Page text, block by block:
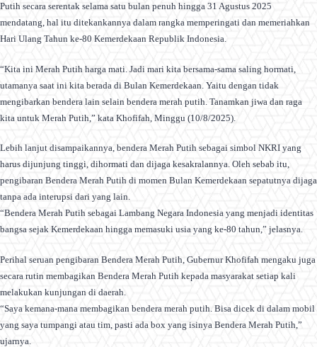
Putih secara serentak selama satu bulan penuh hingga 31 Agustus 2025
mendatang, hal itu ditekankannya dalam rangka memperingati dan memeriahkan
Hari Ulang Tahun ke-80 Kemerdekaan Republik Indonesia.
“Kita ini Merah Putih harga mati. Jadi mari kita bersama-sama saling hormati,
utamanya saat ini kita berada di Bulan Kemerdekaan. Yaitu dengan tidak
mengibarkan bendera lain selain bendera merah putih. Tanamkan jiwa dan raga
kita untuk Merah Putih,” kata Khofifah, Minggu (10/8/2025).
Lebih lanjut disampaikannya, bendera Merah Putih sebagai simbol NKRI yang
harus dijunjung tinggi, dihormati dan dijaga kesakralannya. Oleh sebab itu,
pengibaran Bendera Merah Putih di momen Bulan Kemerdekaan sepatutnya dijaga
tanpa ada interupsi dari yang lain.
“Bendera Merah Putih sebagai Lambang Negara Indonesia yang menjadi identitas
bangsa sejak Kemerdekaan hingga memasuki usia yang ke-80 tahun,” jelasnya.
Perihal seruan pengibaran Bendera Merah Putih, Gubernur Khofifah mengaku juga
secara rutin membagikan Bendera Merah Putih kepada masyarakat setiap kali
melakukan kunjungan di daerah.
“Saya kemana-mana membagikan bendera merah putih. Bisa dicek di dalam mobil
yang saya tumpangi atau tim, pasti ada box yang isinya Bendera Merah Putih,”
ujarnya.